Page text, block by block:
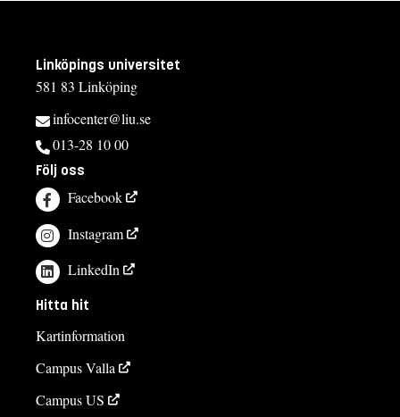
Linköpings universitet
581 83 Linköping
infocenter@liu.se
013-28 10 00
Följ oss
Facebook
Instagram
LinkedIn
Hitta hit
Kartinformation
Campus Valla
Campus US